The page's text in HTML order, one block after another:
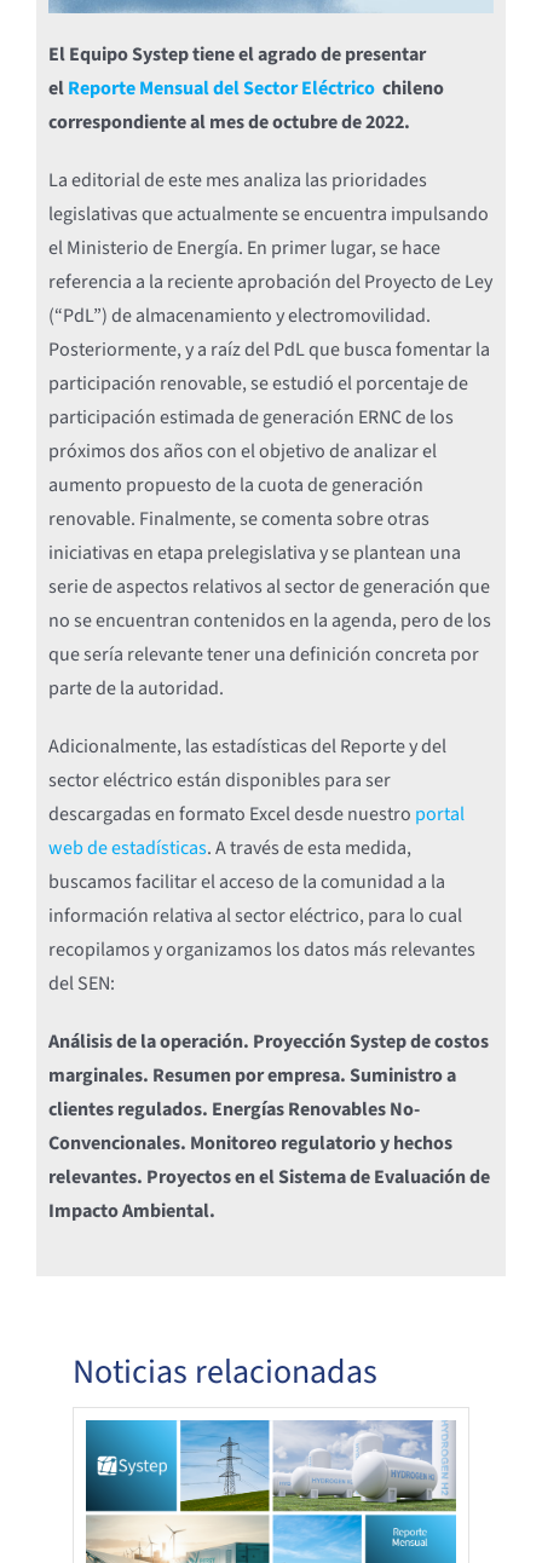
El Equipo Systep tiene el agrado de presentar
elReporte Mensual del Sector Eléctrico chileno
correspondiente al mes de octubre de 2022.
La editorial de este mes analiza las prioridades
legislativas que actualmente se encuentra impulsando
el Ministerio de Energía. En primer lugar, se hace
referencia a la reciente aprobación del Proyecto de Ley
(“PdL”) de almacenamiento y electromovilidad.
Posteriormente, y a raíz del PdL que busca fomentar la
participación renovable, se estudió el porcentaje de
participación estimada de generación ERNC de los
próximos dos años con el objetivo de analizar el
aumento propuesto de la cuota de generación
renovable. Finalmente, se comenta sobre otras
iniciativas en etapa prelegislativa y se plantean una
serie de aspectos relativos al sector de generación que
no se encuentran contenidos en la agenda, pero de los
que sería relevante tener una definición concreta por
parte de la autoridad.
Adicionalmente, las estadísticas del Reporte y del
sector eléctrico están disponibles para ser
descargadas en formato Excel desde nuestro portal
web de estadísticas. A través de esta medida,
buscamos facilitar el acceso de la comunidad a la
información relativa al sector eléctrico, para lo cual
recopilamos y organizamos los datos más relevantes
del SEN:
Análisis de la operación. Proyección Systep de costos
marginales. Resumen por empresa.Suministro a
clientes regulados. Energías Renovables No-
Convencionales. Monitoreo regulatorio y hechos
relevantes. Proyectos en el Sistema de Evaluación de
Impacto Ambiental.
Noticias relacionadas